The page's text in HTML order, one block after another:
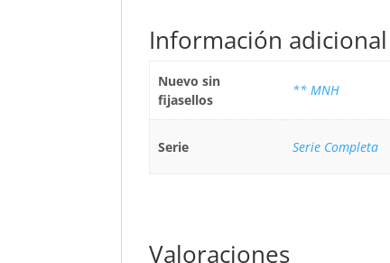
Información adicional
Nuevo sin
fijasellos
** MNH
Serie Serie Completa
Valoraciones